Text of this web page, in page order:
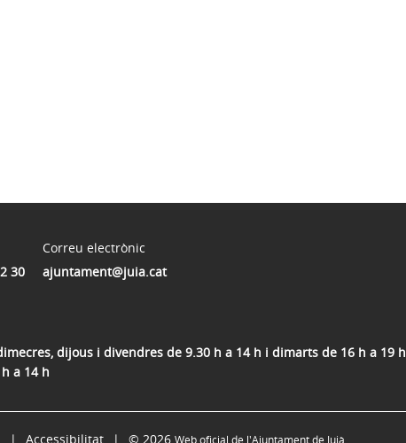
30
Correu electrònic
ajuntament@juia.cat
dijous i divendres de 9.30 h a 14 h i dimarts de 16 h a 19
a 14 h
Accessibilitat © 2026